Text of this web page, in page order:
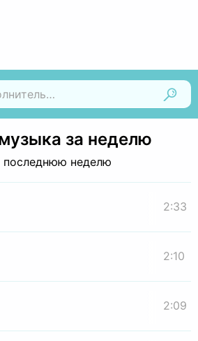
за неделю
последнюю неделю
2:33
2:10
2:09